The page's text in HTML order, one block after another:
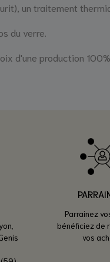
un traitement
du verre.
d'une production
Parrainez
bénéficiez de
vos